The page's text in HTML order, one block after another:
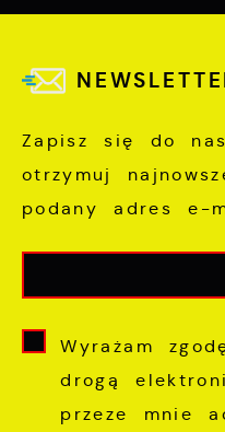
Zapisz się do
otrzymuj
podany adres e-
Wyrażam
drogą
przeze mnie